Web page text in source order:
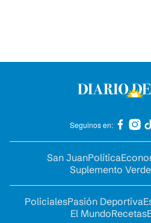
Seguinos en:
San JuanPolítica
Suplemento Verde
PolicialesPasión Deportiva
El MundoRecetas